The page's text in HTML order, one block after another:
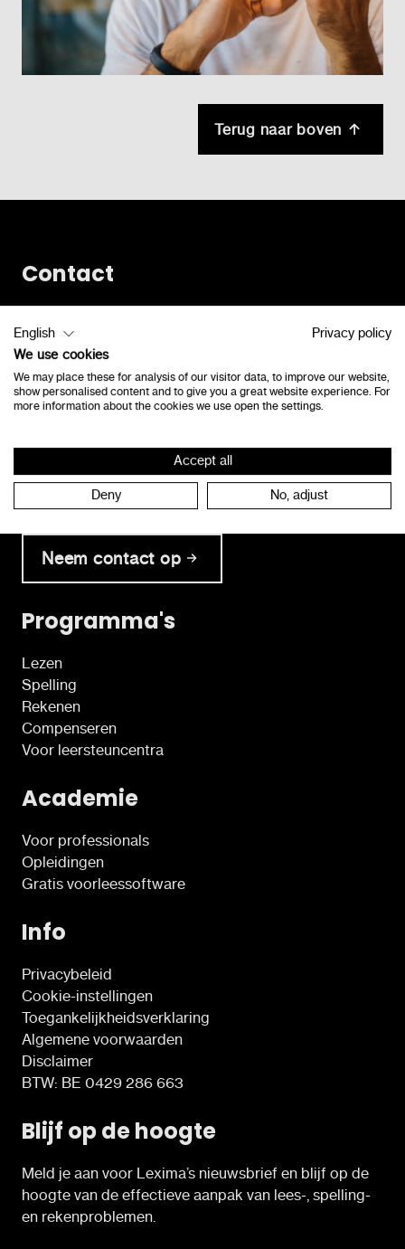
Terug naar boven
Contact
8490 Jabbeke
consulenten@lexima.be
+32 50 40 47 41
Neem tijdens de kantooruren rechtstreeks contact
op met onze klantendienst.
Neem contact op
Programma's
Lezen
Spelling
Rekenen
Compenseren
Voor leersteuncentra
Academie
Voor professionals
Opleidingen
Gratis voorleessoftware
Info
Privacybeleid
Cookie-instellingen
Toegankelijkheidsverklaring
Algemene voorwaarden
Disclaimer
BTW: BE 0429 286 663
Blijf op de hoogte
Meld je aan voor Lexima’s nieuwsbrief en blijf op de
hoogte van de effectieve aanpak van lees-, spelling-
en rekenproblemen.
English
Privacy policy
We use cookies
We may place these for analysis of our visitor data, to improve our website,
show personalised content and to give you a great website experience. For
more information about the cookies we use open the settings.
Accept all
Deny No, adjust